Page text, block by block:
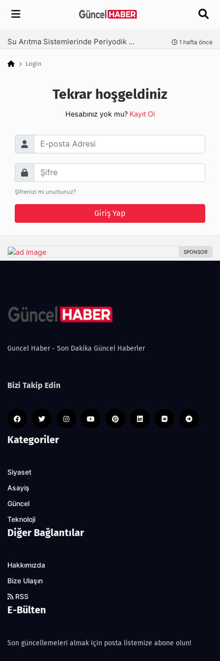
Arama
Su Arıtma Sistemlerinde Periyodik Bakım Neden Kritik? 1 hafta önce
Login
Tekrar hoşgeldiniz
Hesabınız yok mu? Kayıt Ol
E-posta Adresi
Şifre
Şifrenizi mi unuttunuz?
Giriş Yap
Guncel Haber - Son Dakika Güncel Haberler
Bizi Takip Edin
Kategoriler
Siyaset
Asayiş
Güncel
Teknoloji
Diğer Bağlantılar
Hakkımızda
Bize Ulaşın
RSS
E-Bülten
Son güncellemeleri almak için posta listemize abone olun!